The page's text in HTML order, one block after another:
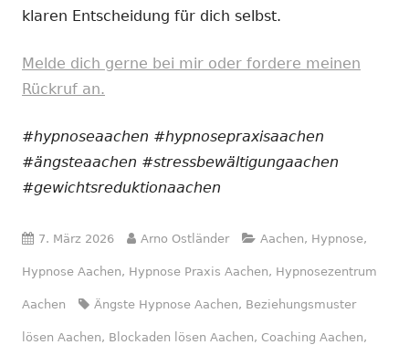
klaren Entscheidung für dich selbst.
Melde dich gerne bei mir oder fordere meinen
Rückruf an.
#hypnoseaachen #hypnosepraxisaachen
#ängsteaachen #stressbewältigungaachen
#gewichtsreduktionaachen
Veröffentlicht
am
7. März 2026 Autor
Arno Ostländer Kategorien
Aachen, Hypnose,
Hypnose Aachen, Hypnose Praxis Aachen, Hypnosezentrum
Aachen Schlagwörter
Ängste Hypnose Aachen, Beziehungsmuster
lösen Aachen, Blockaden lösen Aachen, Coaching Aachen,